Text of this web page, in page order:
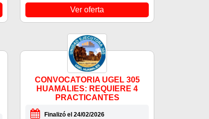
Ver oferta
CONVOCATORIA UGEL 305
HUAMALIES: REQUIERE 4
PRACTICANTES
Finalizó el 24/02/2026